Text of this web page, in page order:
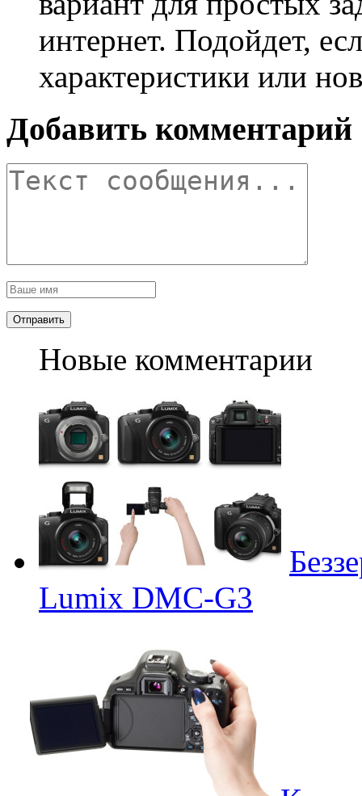
интернет. Подойдет,
характеристики или
Добавить комментарий
Новые комментарии
Lumix DMC-G3